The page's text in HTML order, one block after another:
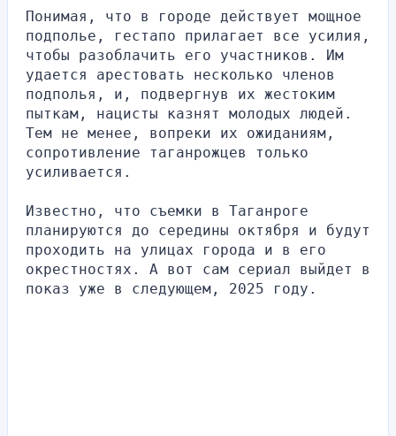
Понимая, что в городе действует мощное
подполье, гестапо прилагает все усилия,
чтобы разоблачить его участников. Им
удается арестовать несколько членов
подполья, и, подвергнув их жестоким
пыткам, нацисты казнят молодых людей.
Тем не менее, вопреки их ожиданиям,
сопротивление таганрожцев только
усиливается.
Известно, что съемки в Таганроге
планируются до середины октября и будут
проходить на улицах города и в его
окрестностях. А вот сам сериал выйдет в
показ уже в следующем, 2025 году.